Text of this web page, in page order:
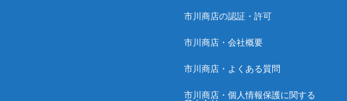
市川商店の認証・許可
市川商店・会社概要
市川商店・よくある質問
市川商店・個人情報保護に関する